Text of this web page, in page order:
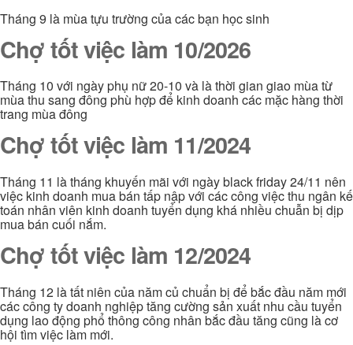
Tháng 9 là mùa tựu trường của các bạn học sinh
Chợ tốt việc làm 10/2026
Tháng 10 với ngày phụ nữ 20-10 và là thời gian giao mùa từ
mùa thu sang đông phù hợp để kinh doanh các mặc hàng thời
trang mùa đông
Chợ tốt việc làm 11/2024
Tháng 11 là tháng khuyến mãi với ngày black friday 24/11 nên
việc kinh doanh mua bán tấp nập với các công việc thu ngân kế
toán nhân viên kinh doanh tuyển dụng khá nhiều chuẫn bị dịp
mua bán cuối nắm.
Chợ tốt việc làm 12/2024
Tháng 12 là tất niên của năm củ chuẩn bị để bắc đầu năm mới
các công ty doanh nghiệp tăng cường sản xuất nhu cầu tuyển
dụng lao động phổ thông công nhân bắc đầu tăng cũng là cơ
hội tìm việc làm mới.